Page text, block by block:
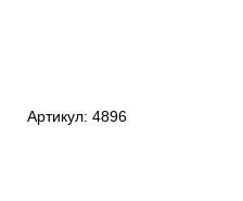
Артикул: 4896